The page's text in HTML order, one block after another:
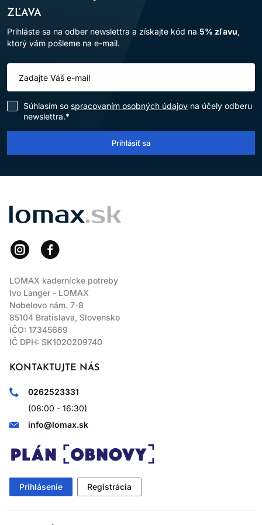
ZĽAVA
Prihláste sa na odber newslettra a získajte kód na 5% zľavu,
ktorý vám pošleme na e-mail.
Súhlasím so spracovaním osobných údajov na účely odberu
newslettra.*
Prihlásiť sa
LOMAX
LOMAX kadernícke potreby
Ivo Langer - LOMAX
Nobelovo nám. 7-8
85104 Bratislava, Slovensko
IČO: 17345669
IČ DPH: SK1020209740
KONTAKTUJTE NÁS
0262523331
(08:00 - 16:30)
info@lomax.sk
Prihlásenie Registrácia